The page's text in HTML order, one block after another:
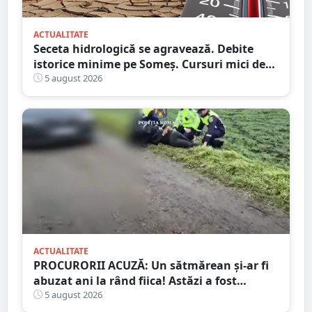
ACTUALITATE
Seceta hidrologică se agravează. Debite
istorice minime pe Someș. Cursuri mici de
ape au secat
5 august 2026
ACTUALITATE
PROCURORII ACUZĂ: Un sătmărean și-ar fi
abuzat ani la rând fiica! Astăzi a fost
arestat!
5 august 2026